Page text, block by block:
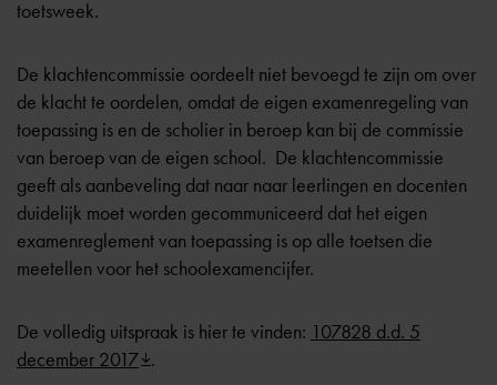
toetsweek.
De klachtencommissie oordeelt niet bevoegd te zijn om over
de klacht te oordelen, omdat de eigen examenregeling van
toepassing is en de scholier in beroep kan bij de commissie
van beroep van de eigen school. De klachtencommissie
geeft als aanbeveling dat naar naar leerlingen en docenten
duidelijk moet worden gecommuniceerd dat het eigen
examenreglement van toepassing is op alle toetsen die
meetellen voor het schoolexamencijfer.
De volledig uitspraak is hier te vinden: 107828 d.d. 5
december 2017 .